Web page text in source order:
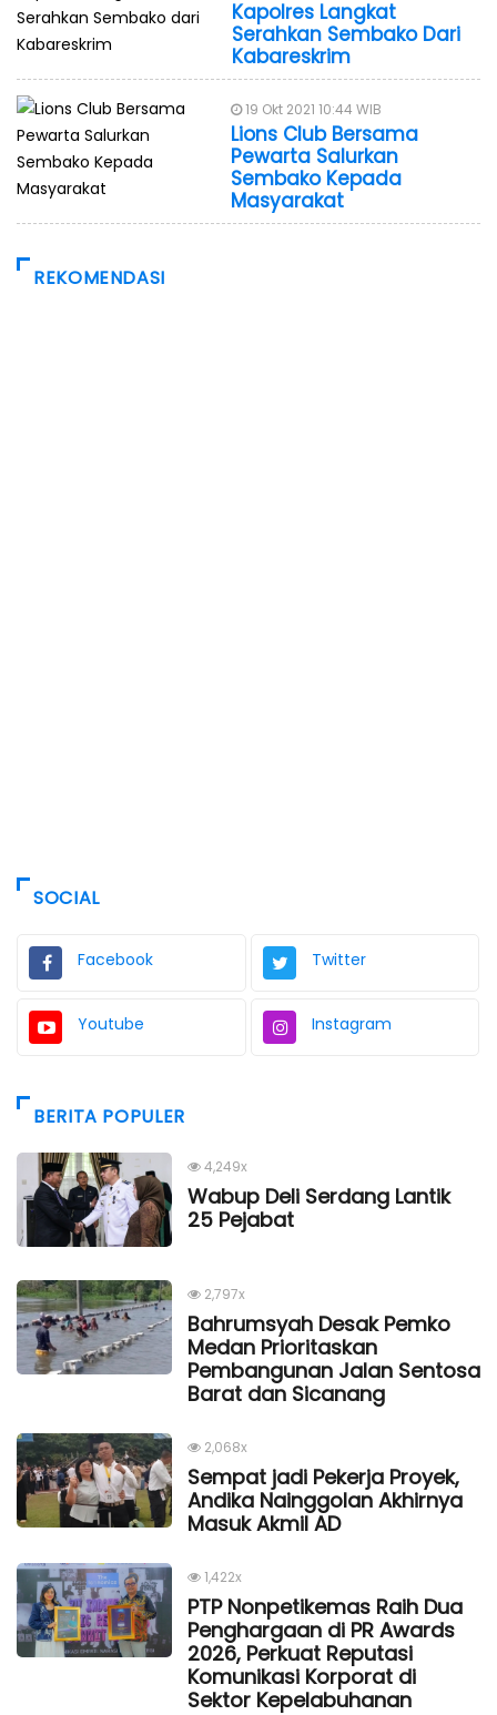
Kapolres Langkat
Serahkan Sembako Dari
Kabareskrim
19 Okt 2021 10:44 WIB
Lions Club Bersama
Pewarta Salurkan
Sembako Kepada
Masyarakat
REKOMENDASI
SOCIAL
Facebook Twitter
Youtube Instagram
BERITA POPULER
4,249x
Wabup Deli Serdang Lantik
25 Pejabat
2,797x
Bahrumsyah Desak Pemko
Medan Prioritaskan
Pembangunan Jalan Sentosa
Barat dan Sicanang
2,068x
Sempat jadi Pekerja Proyek,
Andika Nainggolan Akhirnya
Masuk Akmil AD
1,422x
PTP Nonpetikemas Raih Dua
Penghargaan di PR Awards
2026, Perkuat Reputasi
Komunikasi Korporat di
Sektor Kepelabuhanan